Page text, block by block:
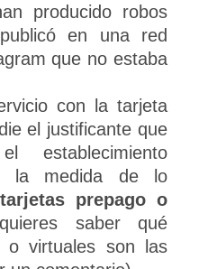
producido robos
en una red
que no estaba
con la tarjeta
el justificante que
establecimiento
la medida de lo
prepago o
saber qué
o virtuales son las